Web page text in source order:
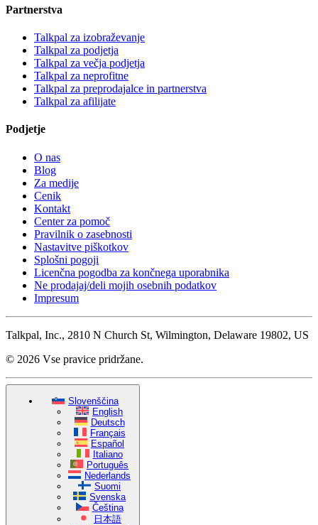
Partnerstva
Talkpal za izobraževanje
Talkpal za podjetja
Talkpal za večja podjetja
Talkpal za neprofitne
Talkpal za preprodajalce in partnerstva
Talkpal za afilijate
Podjetje
O nas
Blog
Za medije
Cenik
Kontakt
Center za pomoč
Pravilnik o zasebnosti
Nastavitve piškotkov
Splošni pogoji
Licenčna pogodba za končnega uporabnika
Ne prodajaj/deli mojih osebnih podatkov
Impresum
Talkpal, Inc., 2810 N Church St, Wilmington, Delaware 19802, US
© 2026 Vse pravice pridržane.
Slovenščina
English
Deutsch
Français
Español
Italiano
Português
Nederlands
Suomi
Svenska
Čeština
日本語